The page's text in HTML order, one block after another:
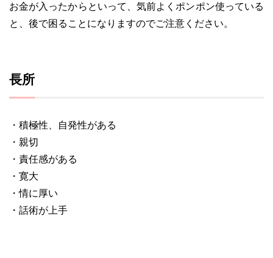
お金が入ったからといって、気前よくポンポン使っている
と、後で困ることになりますのでご注意ください。
長所
・積極性、自発性がある
・親切
・責任感がある
・寛大
・情に厚い
・話術が上手